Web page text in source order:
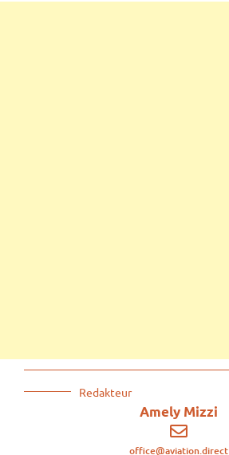
Redakteur
Amely Mizzi
office@aviation.direct